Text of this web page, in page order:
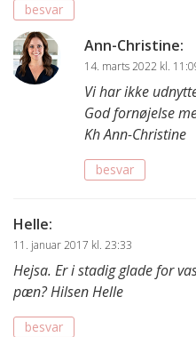
besvar
Ann-Christine:
14. marts 2022 kl.
Vi har ikke
God fornøjelse
Kh Ann-Christine
besvar
Helle:
11. januar 2017 kl. 23:33
Hejsa. Er i stadig glade for
pæn? Hilsen Helle
besvar